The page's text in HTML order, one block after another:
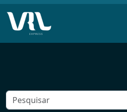
Search
for: